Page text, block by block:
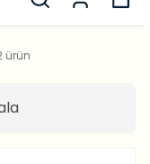
ürün